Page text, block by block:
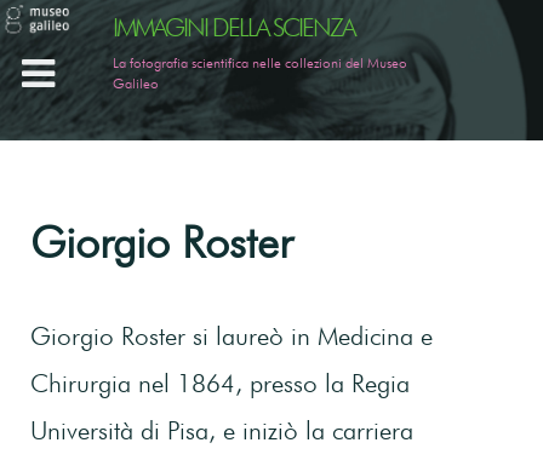
IMMAGINIDELLASCIENZA
La fotografia scientifica nelle collezioni del Museo
Galileo
Giorgio Roster
Giorgio Roster si laureò in Medicina e
Chirurgia nel 1864, presso la Regia
Università di Pisa, e iniziò la carriera